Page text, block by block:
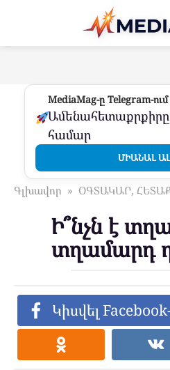
Перейти
контенту
MediaMag-ը Telegram-ում
Ամենահետաքրքիրը
համար
ՄԻԱՆԱԼ
Գլխավոր » ՕԳՏԱԿԱՐ,
Ի՞նչն է
տղամարդ
Կիսվել